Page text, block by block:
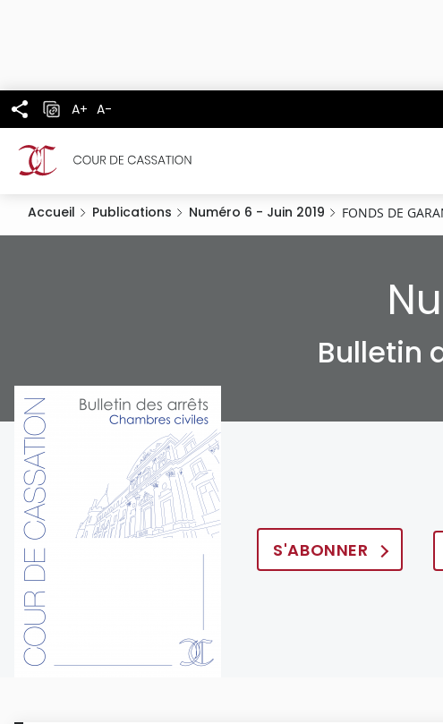
A+ A-
Accueil Publications Numéro 6 - Juin 2019 FONDS DE
Bulletin
S'ABONNER